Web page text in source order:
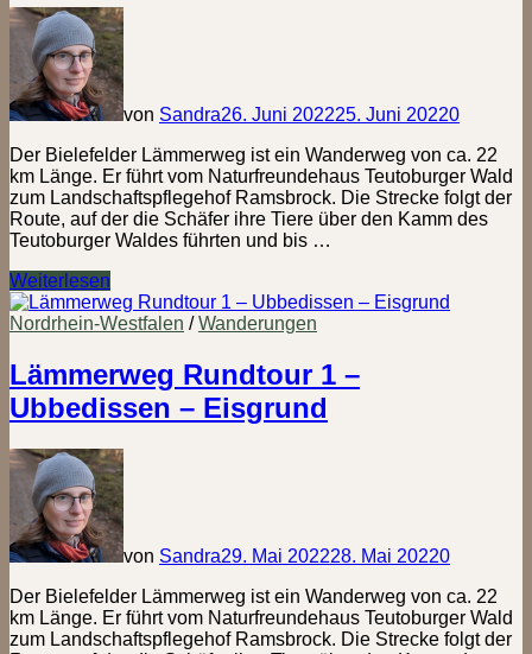
von Sandra26. Juni 202225. Juni 20220
Der Bielefelder Lämmerweg ist ein Wanderweg von ca. 22
km Länge. Er führt vom Naturfreundehaus Teutoburger Wald
zum Landschaftspflegehof Ramsbrock. Die Strecke folgt der
Route, auf der die Schäfer ihre Tiere über den Kamm des
Teutoburger Waldes führten und bis …
Lämmerweg
Rundtour
2
Eisgrund
–
B68
Weiterlesen
Nordrhein-Westfalen /Wanderungen
Lämmerweg Rundtour 1 –
Ubbedissen – Eisgrund
von Sandra29. Mai 202228. Mai 20220
Der Bielefelder Lämmerweg ist ein Wanderweg von ca. 22
km Länge. Er führt vom Naturfreundehaus Teutoburger Wald
zum Landschaftspflegehof Ramsbrock. Die Strecke folgt der